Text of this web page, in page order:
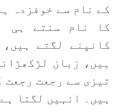
کے نام سے خوفزدہ
کا نام سنتے ہی
کانپنے لگتے
ہیں، زبان
تیزی سے رجعت
ہیں۔ انہیں لگتا